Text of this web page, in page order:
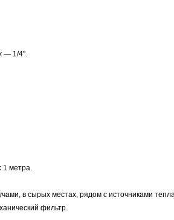
— 1/4".
1 метра.
в сырых местах, рядом с источниками
фильтр.